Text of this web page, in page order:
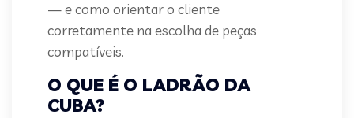
— e como orientar o cliente
corretamente na escolha de peças
compatíveis.
O QUE É O LADRÃO DA
CUBA?